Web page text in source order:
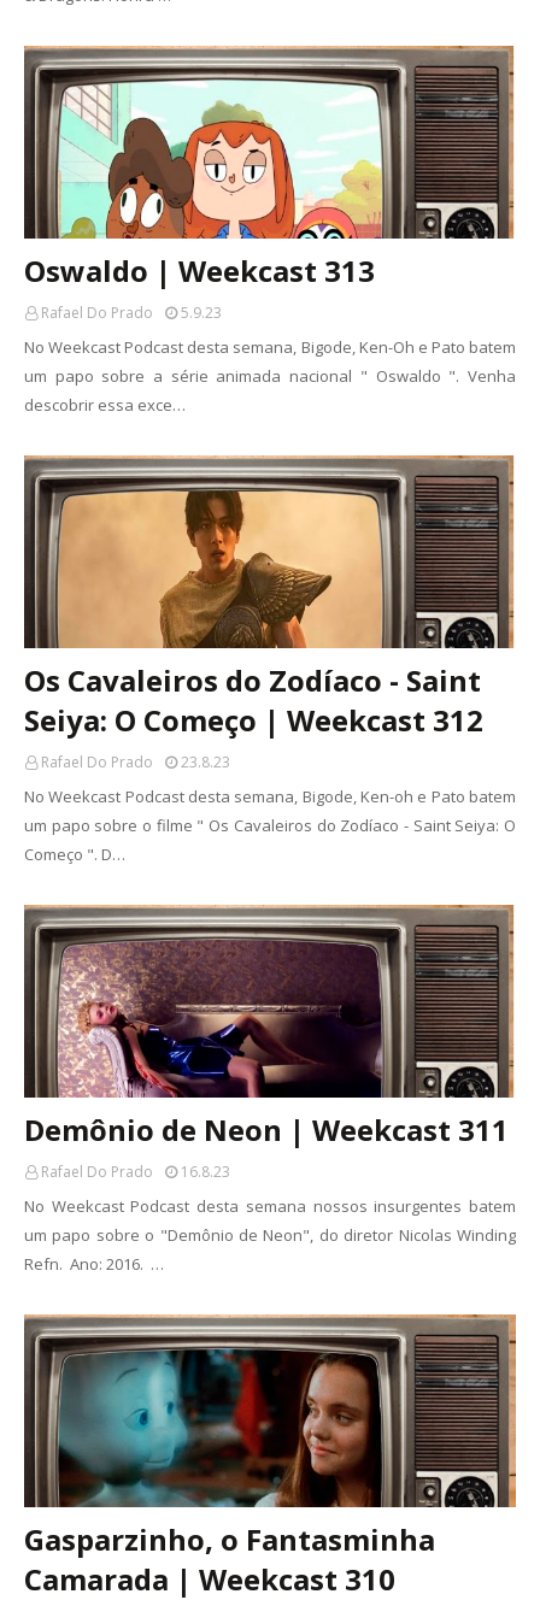
Oswaldo | Weekcast 313
Rafael Do Prado 5.9.23
No Weekcast Podcast desta semana, Bigode, Ken-Oh e Pato batem
um papo sobre a série animada nacional " Oswaldo ". Venha
descobrir essa exce…
Os Cavaleiros do Zodíaco - Saint
Seiya: O Começo | Weekcast 312
Rafael Do Prado 23.8.23
No Weekcast Podcast desta semana, Bigode, Ken-oh e Pato batem
um papo sobre o filme " Os Cavaleiros do Zodíaco - Saint Seiya: O
Começo ". D…
Demônio de Neon | Weekcast 311
Rafael Do Prado 16.8.23
No Weekcast Podcast desta semana nossos insurgentes batem
um papo sobre o "Demônio de Neon", do diretor Nicolas Winding
Refn. Ano: 2016. …
Gasparzinho, o Fantasminha
Camarada | Weekcast 310